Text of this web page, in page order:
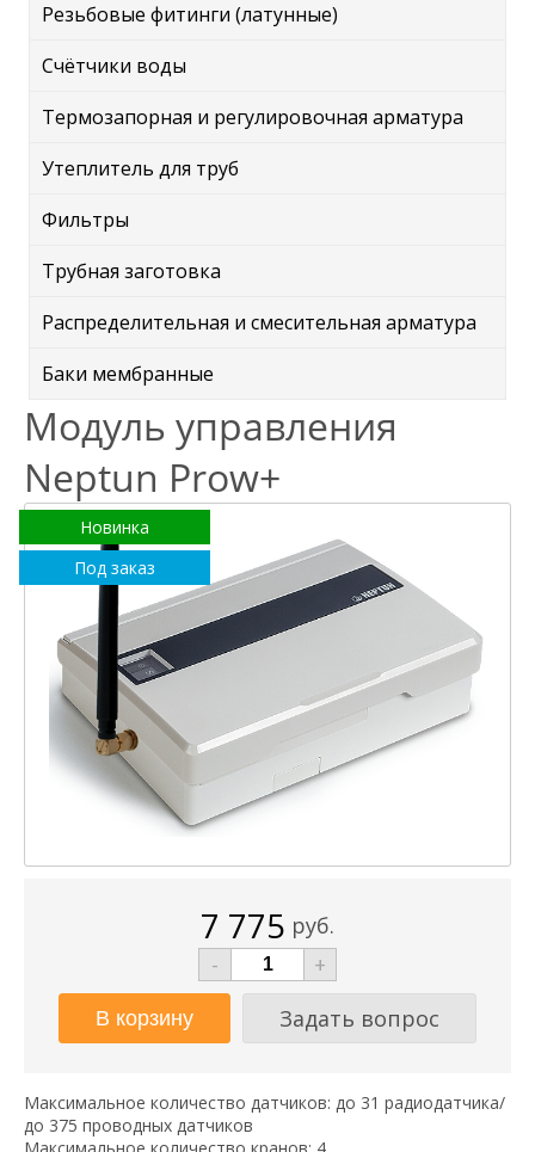
Резьбовые фитинги (латунные)
Счётчики воды
Термозапорная и регулировочная арматура
Утеплитель для труб
Фильтры
Трубная заготовка
Распределительная и смесительная арматура
Баки мембранные
Модуль управления
Neptun Prow+
Новинка
Под заказ
7 775 руб.
-
+
Задать вопрос
Максимальное количество датчиков: до 31 радиодатчика/
до 375 проводных датчиков